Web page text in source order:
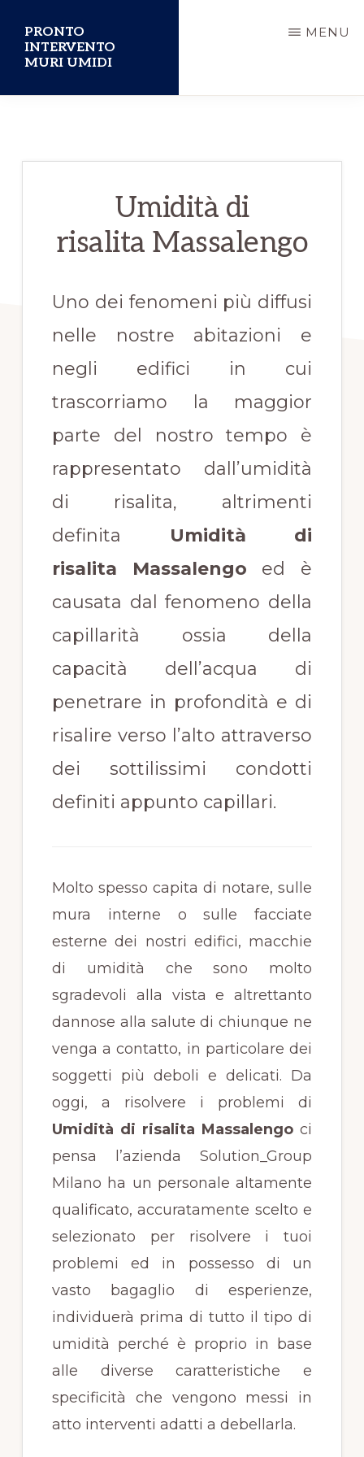
contenuto
principale
PRONTO
INTERVENTO
MURI UMIDI
MENU
Umidità di
risalita Massalengo
Uno dei fenomeni più diffusi
nelle nostre abitazioni e
negli edifici in cui
trascorriamo la maggior
parte del nostro tempo è
rappresentato dall’umidità
di risalita, altrimenti
definita Umidità di
risalita Massalengo ed è
causata dal fenomeno della
capillarità ossia della
capacità dell’acqua di
penetrare in profondità e di
risalire verso l’alto attraverso
dei sottilissimi condotti
definiti appunto capillari.
Molto spesso capita di notare, sulle
mura interne o sulle facciate
esterne dei nostri edifici, macchie
di umidità che sono molto
sgradevoli alla vista e altrettanto
dannose alla salute di chiunque ne
venga a contatto, in particolare dei
soggetti più deboli e delicati. Da
oggi, a risolvere i problemi di
Umidità di risalita Massalengo ci
pensa l’azienda Solution_Group
Milano ha un personale altamente
qualificato, accuratamente scelto e
selezionato per risolvere i tuoi
problemi ed in possesso di un
vasto bagaglio di esperienze,
individuerà prima di tutto il tipo di
umidità perché è proprio in base
alle diverse caratteristiche e
specificità che vengono messi in
atto interventi adatti a debellarla.